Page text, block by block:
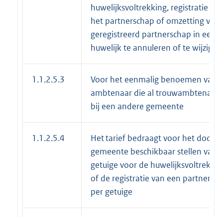
huwelijksvoltrekking, registratie van
het partnerschap of omzetting van
geregistreerd partnerschap in een
huwelijk te annuleren of te wijzigen
1.1.2.5.3
Voor het eenmalig benoemen van
ambtenaar die al trouwambtenaar
bij een andere gemeente
1.1.2.5.4
Het tarief bedraagt voor het door
gemeente beschikbaar stellen van
getuige voor de
of de registratie van een
per getuige